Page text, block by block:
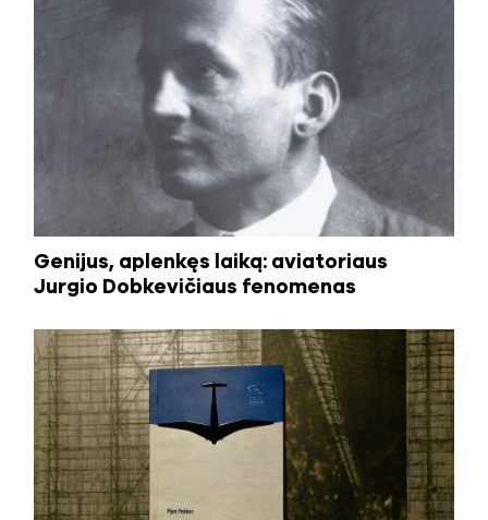
Genijus, aplenkęs laiką: aviatoriaus
Jurgio Dobkevičiaus fenomenas